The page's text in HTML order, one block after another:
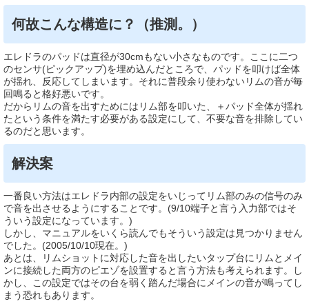
何故こんな構造に？（推測。）
エレドラのパッドは直径が30cmもない小さなものです。ここに二つ
のセンサ(ピックアップ)を埋め込んだところで、パッドを叩けば全体
が揺れ、反応してしまいます。それに普段余り使わないリムの音が毎
回鳴ると格好悪いです。
だからリムの音を出すためにはリム部を叩いた、＋パッド全体が揺れ
たという条件を満たす必要がある設定にして、不要な音を排除してい
るのだと思います。
解決案
一番良い方法はエレドラ内部の設定をいじってリム部のみの信号のみ
で音を出させるようにすることです。(9/10端子と言う入力部ではそ
ういう設定になっています。)
しかし、マニュアルをいくら読んでもそういう設定は見つかりません
でした。(2005/10/10現在。)
あとは、リムショットに対応した音を出したいタップ台にリムとメイ
ンに接続した両方のピエゾを設置すると言う方法も考えられます。し
かし、この設定ではその台を弱く踏んだ場合にメインの音が鳴ってし
まう恐れもあります。